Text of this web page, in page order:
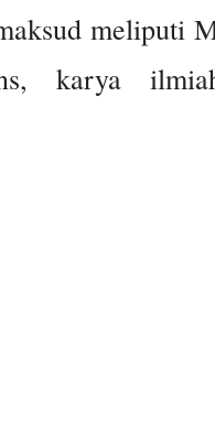
meliputi
karya